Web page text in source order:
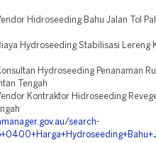
Hidroseeding Bahu Jalan Tol
Hydroseeding Stabilisasi Lereng
Hydroseeding Penanaman
Tengah
Kontraktor Hidroseeding
search-